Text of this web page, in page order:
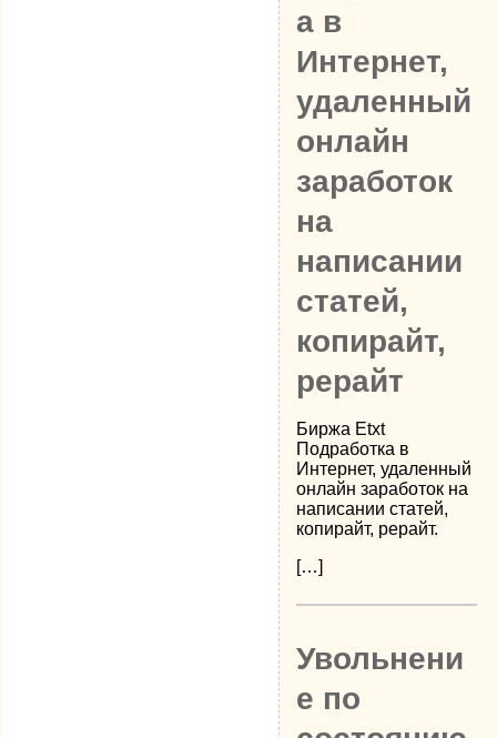
а в
Интернет,
удаленный
онлайн
заработок
на
написании
статей,
копирайт,
рерайт
Биржа Etxt
Подработка в
Интернет, удаленный
онлайн заработок на
написании статей,
копирайт, рерайт.
[…]
Увольнени
е по